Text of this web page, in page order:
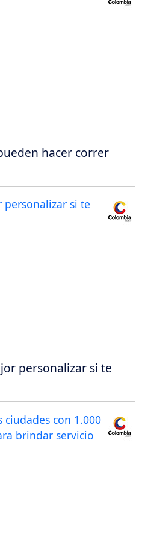
hacer correr
personalizar si te